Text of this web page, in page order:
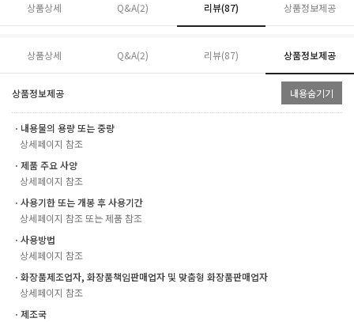
상품상세 Q&A(2) 리뷰(87) 상품정보제공
상품상세 Q&A(2) 리뷰(87) 상품정보제공
상품정보제공 내용숨기기
ㆍ내용물의 용량 또는 중량
상세페이지 참조
ㆍ제품 주요 사양
상세페이지 참조
ㆍ사용기한 또는 개봉 후 사용기간
상세페이지 참조 또는 제품 참조
ㆍ사용방법
상세페이지 참조
ㆍ화장품제조업자, 화장품책임판매업자 및 맞춤형 화장품판매업자
상세페이지 참조
ㆍ제조국